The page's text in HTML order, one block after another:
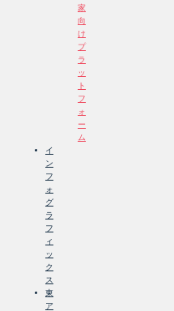
家
向
け
プ
ラ
ッ
ト
フ
ォ
ー
ム
イ
ン
フ
ォ
グ
ラ
フ
ィ
ッ
ク
ス
東
ア